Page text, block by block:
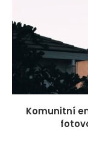
Komunitní